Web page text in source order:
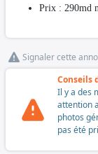
Prix : 290md
Signaler cette
Conseils
Il y a des
attention
photos
pas été